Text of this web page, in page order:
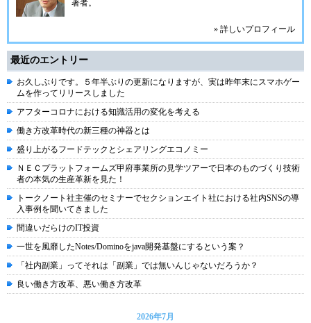
著者。
» 詳しいプロフィール
最近のエントリー
お久しぶりです。５年半ぶりの更新になりますが、実は昨年末にスマホゲー
ムを作ってリリースしました
アフターコロナにおける知識活用の変化を考える
働き方改革時代の新三種の神器とは
盛り上がるフードテックとシェアリングエコノミー
ＮＥＣプラットフォームズ甲府事業所の見学ツアーで日本のものづくり技術
者の本気の生産革新を見た！
トークノート社主催のセミナーでセクションエイト社における社内SNSの導
入事例を聞いてきました
間違いだらけのIT投資
一世を風靡したNotes/Dominoをjava開発基盤にするという案？
「社内副業」ってそれは「副業」では無いんじゃないだろうか？
良い働き方改革、悪い働き方改革
2026年7月